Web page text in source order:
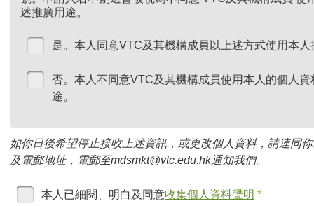
述推廣用途。
是。本人同意VTC及其機構成員以上述方式使用本
否。本人不同意VTC及其機構成員使用本人的個人
途。
如你日後希望停止接收上述資訊，或更改個人資料，請連同
及電郵地址，電郵至mdsmkt@vtc.edu.hk通知我們。
本人已細閱、明白及同意收集個人資料聲明 *